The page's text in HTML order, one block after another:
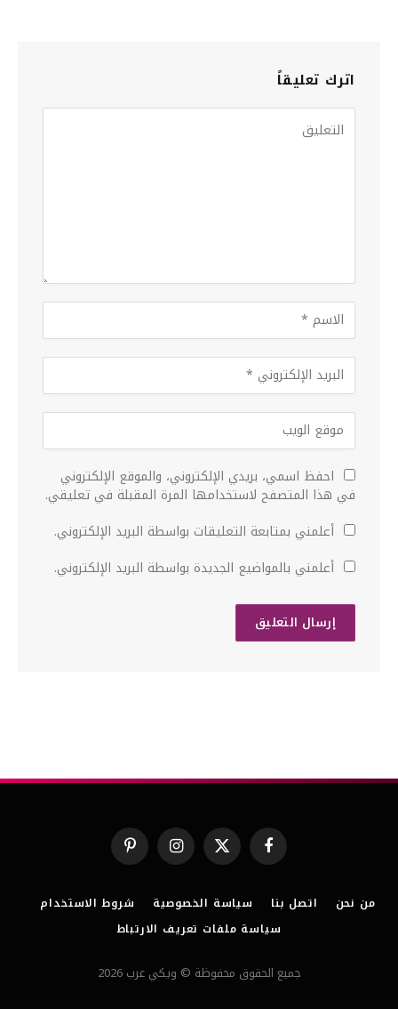
اترك تعليقاً
احفظ اسمي، بريدي الإلكتروني، والموقع الإلكتروني
في هذا المتصفح لاستخدامها المرة المقبلة في تعليقي.
أعلمني بمتابعة التعليقات بواسطة البريد الإلكتروني.
أعلمني بالمواضيع الجديدة بواسطة البريد الإلكتروني.
فيسبوك X
(Twitter)
الانستغرامبينتيريست
من نحن اتصل بنا سياسة الخصوصية
شروط الاستخدام
سياسة ملفات تعريف الارتباط
جميع الحقوق محفوظة © ويكي عرب 2026